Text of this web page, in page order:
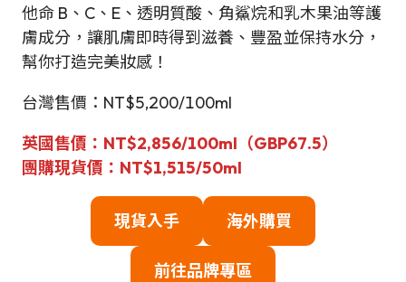
他命 B、C、E、透明質酸、角鯊烷和乳木果油等護
膚成分，讓肌膚即時得到滋養、豐盈並保持水分，
幫你打造完美妝感！
台灣售價：NT$5,200/100ml
英國售價：NT$2,856/100ml（GBP67.5）
團購現貨價：NT$1,515/50ml
現貨入手 海外購買
前往品牌專區